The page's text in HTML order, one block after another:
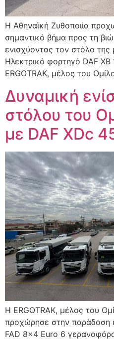
Η Αθηναϊκή Ζυθοποιία
σημαντικό βήμα προς τη
ενισχύοντας τον στόλο της
Ηλεκτρικό φορτηγό DAF
ERGOTRAK, μέλος του
Δυναμική
στόλου του
με DAF XDc
Η ERGOTRAK, μέλος του
προχώρησε στην παράδοση
FAD 8×4 Euro 6